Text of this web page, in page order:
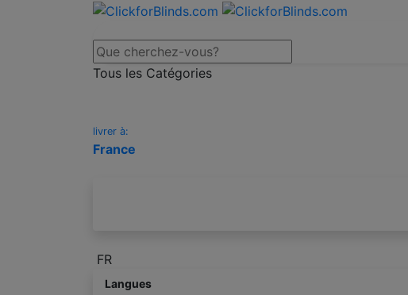
Tous les Catégories
livrer à:
France
FR
Langues